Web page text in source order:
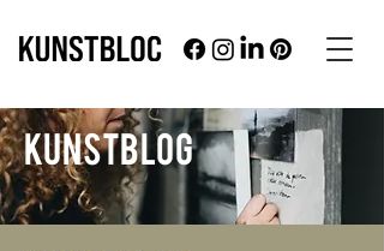
KUNSTBLOG